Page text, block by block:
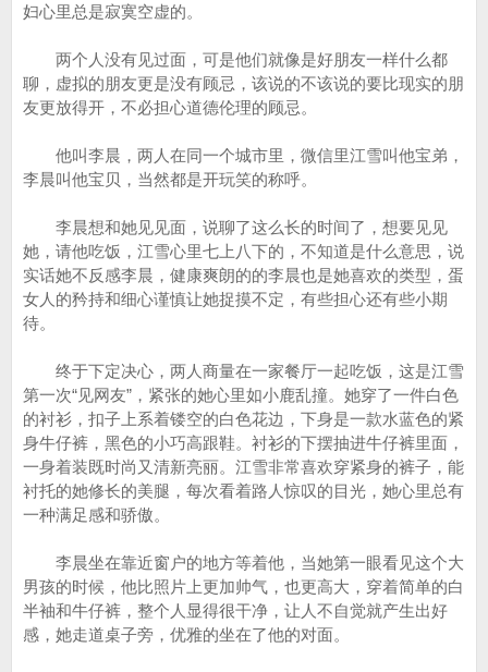
妇心里总是寂寞空虚的。
两个人没有见过面，可是他们就像是好朋友一样什么都
聊，虚拟的朋友更是没有顾忌，该说的不该说的要比现实的朋
友更放得开，不必担心道德伦理的顾忌。
他叫李晨，两人在同一个城市里，微信里江雪叫他宝弟，
李晨叫他宝贝，当然都是开玩笑的称呼。
李晨想和她见见面，说聊了这么长的时间了，想要见见
她，请他吃饭，江雪心里七上八下的，不知道是什么意思，说
实话她不反感李晨，健康爽朗的的李晨也是她喜欢的类型，蛋
女人的矜持和细心谨慎让她捉摸不定，有些担心还有些小期
待。
终于下定决心，两人商量在一家餐厅一起吃饭，这是江雪
第一次“见网友”，紧张的她心里如小鹿乱撞。她穿了一件白色
的衬衫，扣子上系着镂空的白色花边，下身是一款水蓝色的紧
身牛仔裤，黑色的小巧高跟鞋。衬衫的下摆抽进牛仔裤里面，
一身着装既时尚又清新亮丽。江雪非常喜欢穿紧身的裤子，能
衬托的她修长的美腿，每次看着路人惊叹的目光，她心里总有
一种满足感和骄傲。
李晨坐在靠近窗户的地方等着他，当她第一眼看见这个大
男孩的时候，他比照片上更加帅气，也更高大，穿着简单的白
半袖和牛仔裤，整个人显得很干净，让人不自觉就产生出好
感，她走道桌子旁，优雅的坐在了他的对面。